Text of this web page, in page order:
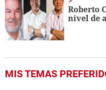
Roberto
nivel de
MIS TEMAS